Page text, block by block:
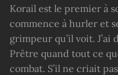
Korail est le premier à
commence à hurler et
grimpeur qu’il voit. J’ai
Prêtre quand tout ce
combat. S’il ne criait